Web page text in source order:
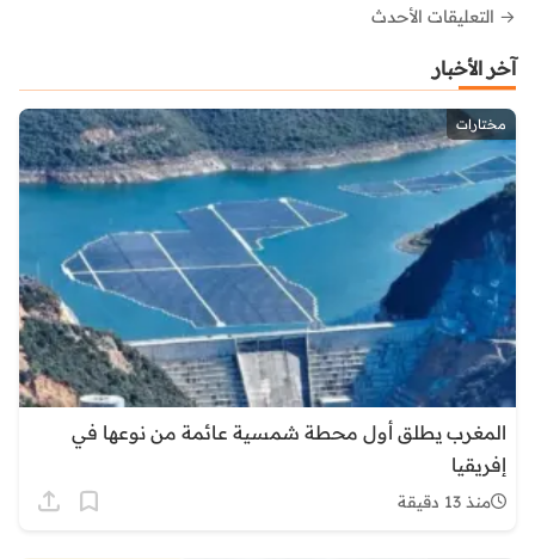
→ التعليقات الأحدث
آخر الأخبار
مختارات
المغرب يطلق أول محطة شمسية عائمة من نوعها في
إفريقيا
منذ 13 دقيقة